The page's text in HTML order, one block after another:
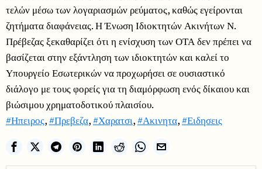
τελών μέσω των λογαριασμών ρεύματος, καθώς εγείρονται
ζητήματα διαφάνειας. Η Ένωση Ιδιοκτητών Ακινήτων Ν.
Πρέβεζας ξεκαθαρίζει ότι η ενίσχυση των ΟΤΑ δεν πρέπει να
βασίζεται στην εξάντληση των ιδιοκτητών και καλεί το
Υπουργείο Εσωτερικών να προχωρήσει σε ουσιαστικό
διάλογο με τους φορείς για τη διαμόρφωση ενός δίκαιου και
βιώσιμου χρηματοδοτικού πλαισίου.
#Ηπειρος,#Πρεβεζα,#Χαρατσι,#Ακινητα,#Ειδησεις